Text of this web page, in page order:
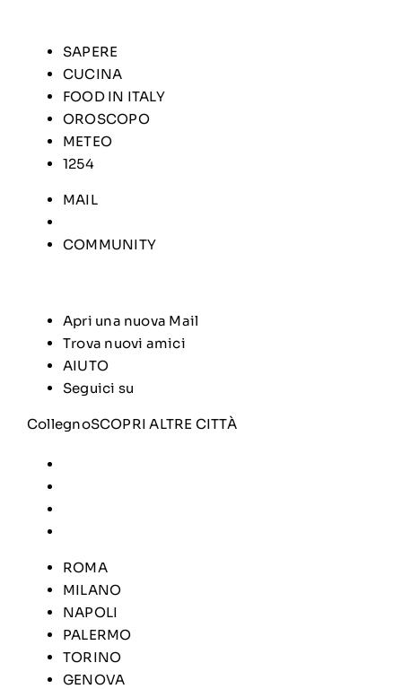
SAPERE
CUCINA
FOOD IN ITALY
OROSCOPO
METEO
1254
MAIL
COMMUNITY
Apri una nuova Mail
Trova nuovi amici
AIUTO
Seguici su
CollegnoSCOPRI ALTRE CITTÀ
ROMA
MILANO
NAPOLI
PALERMO
TORINO
GENOVA